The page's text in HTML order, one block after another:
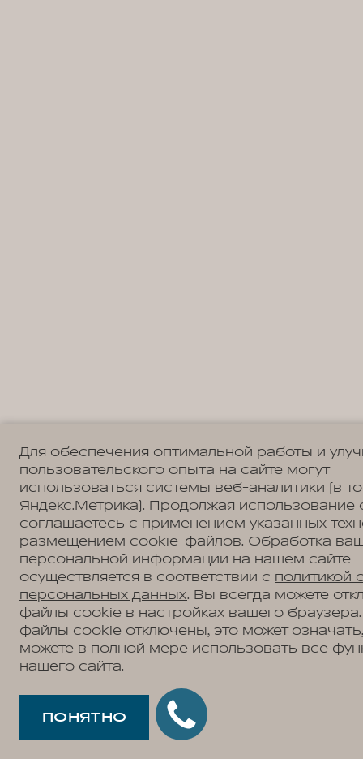
Для обеспечения оптимальной работы и
пользовательского опыта на сайте могут
использоваться системы веб-аналитики (в
Яндекс.Метрика). Продолжая использование
соглашаетесь с применением указанных
размещением cookie-файлов. Обработка
персональной информации на нашем сайте
осуществляется в соответствии с политикой
персональных данных. Вы всегда можете
файлы cookie в настройках вашего
файлы cookie отключены, это может
можете в полной мере использовать все
нашего сайта.
ПОНЯТНО